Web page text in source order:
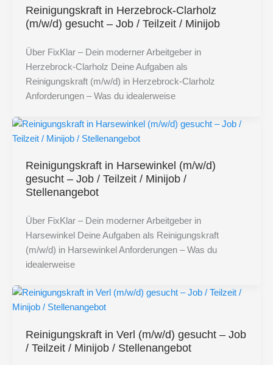
Reinigungskraft in Herzebrock-Clarholz
(m/w/d) gesucht – Job / Teilzeit / Minijob
Über FixKlar – Dein moderner Arbeitgeber in
Herzebrock-Clarholz Deine Aufgaben als
Reinigungskraft (m/w/d) in Herzebrock-Clarholz
Anforderungen – Was du idealerweise
Reinigungskraft in Harsewinkel (m/w/d)
gesucht – Job / Teilzeit / Minijob /
Stellenangebot
Über FixKlar – Dein moderner Arbeitgeber in
Harsewinkel Deine Aufgaben als Reinigungskraft
(m/w/d) in Harsewinkel Anforderungen – Was du
idealerweise
Reinigungskraft in Verl (m/w/d) gesucht – Job
/ Teilzeit / Minijob / Stellenangebot